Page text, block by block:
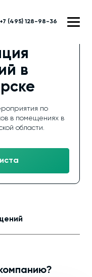
+7 (495) 128-98-36
в
по
в помещениях в
области.